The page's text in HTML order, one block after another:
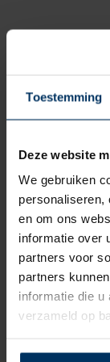
Toestemming
Deze website
We gebruiken
personaliseren,
en om ons
informatie over
partners voor
partners
informatie die u
verzameld op
Ankerrol